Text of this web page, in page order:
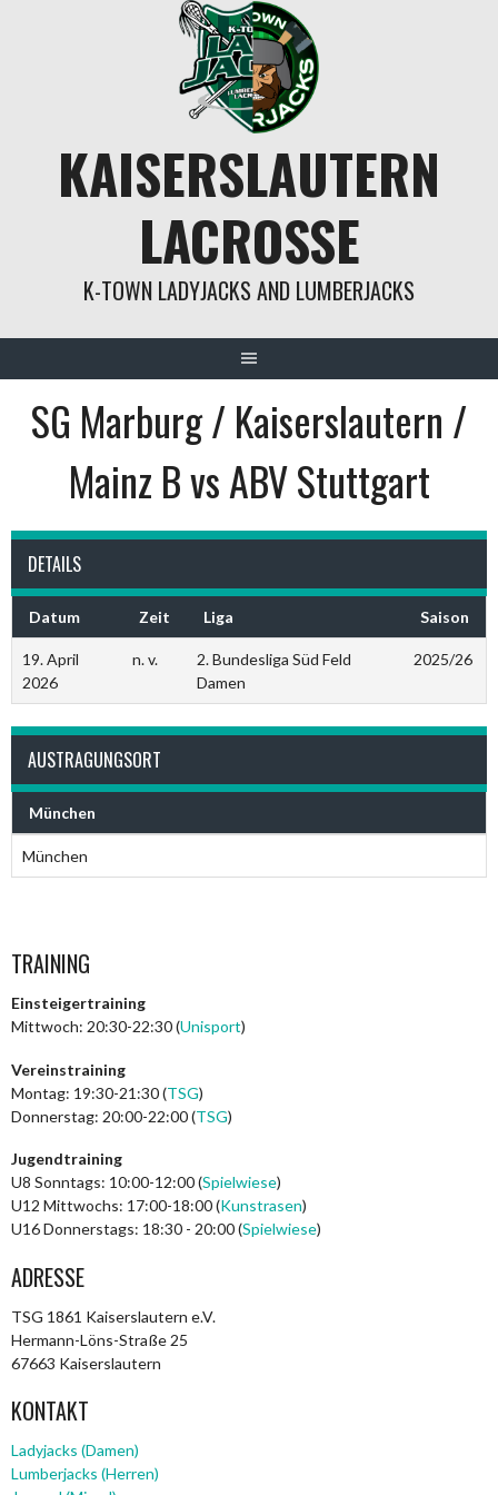
KAISERSLAUTERN
LACROSSE
K-TOWN LADYJACKS AND LUMBERJACKS
SG Marburg / Kaiserslautern /
Mainz B vs ABV Stuttgart
DETAILS
Datum Zeit Liga Saison
19. April
2026
n. v.
2. Bundesliga Süd Feld
Damen
2025/26
AUSTRAGUNGSORT
München
München
TRAINING
Einsteigertraining
Mittwoch: 20:30-22:30 (Unisport)
Vereinstraining
Montag: 19:30-21:30 (TSG)
Donnerstag: 20:00-22:00 (TSG)
Jugendtraining
U8 Sonntags: 10:00-12:00 (Spielwiese)
U12 Mittwochs: 17:00-18:00 (Kunstrasen)
U16 Donnerstags: 18:30 - 20:00 (Spielwiese)
ADRESSE
TSG 1861 Kaiserslautern e.V.
Hermann-Löns-Straße 25
67663 Kaiserslautern
KONTAKT
Ladyjacks (Damen)
Lumberjacks (Herren)